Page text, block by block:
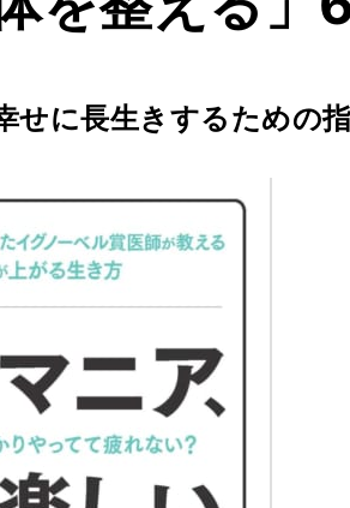
せに長生きするための